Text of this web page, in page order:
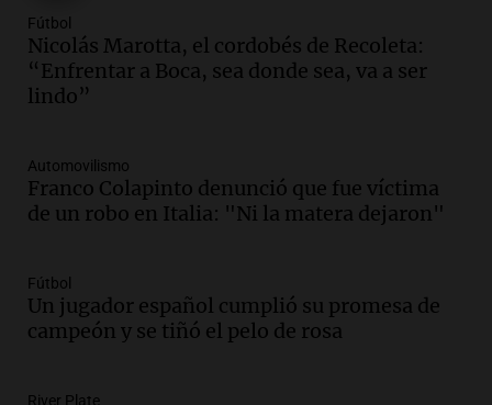
en ludopatía: “Tener el casino en la
mano es muy peligroso”
La Argentina, hoy
Episodios
sobre los parques educativos
Amamos Argentina
Episodios
traerá más lluvias y eventos extremos
durante la primavera
Informados al regreso
Fútbol
Nicolás Marotta, el cordobés de Recoleta:
“Enfrentar a Boca, sea donde sea, va a ser
lindo”
Automovilismo
Franco Colapinto denunció que fue víctima
de un robo en Italia: "Ni la matera dejaron"
Fútbol
Un jugador español cumplió su promesa de
campeón y se tiñó el pelo de rosa
River Plate